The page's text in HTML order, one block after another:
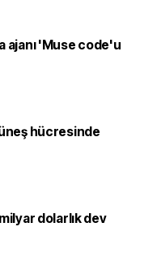
ajanı 'Muse code'u
hücresinde
dolarlık dev